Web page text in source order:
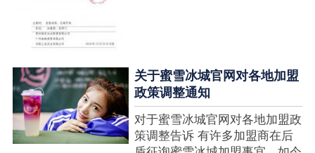
关于蜜雪冰城官网对各地加盟
政策调整通知
对于蜜雪冰城官网对各地加盟政
策调整告诉 有许多加盟商在后